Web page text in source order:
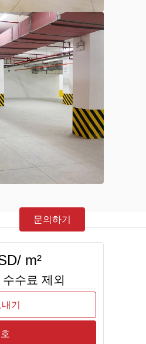
문의하기
m²
수료 제외
기